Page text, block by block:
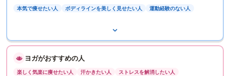
本気で痩せたい人 ボディラインを美しく見せたい人 運動経験のない人
ヨガがおすすめの人
楽しく気楽に痩せたい人 汗かきたい人 ストレスを解消したい人